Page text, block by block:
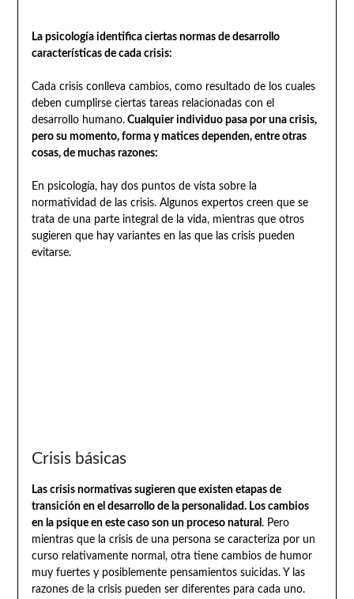
La psicología identifica ciertas normas de desarrollo
características de cada crisis:
Cada crisis conlleva cambios, como resultado de los cuales
deben cumplirse ciertas tareas relacionadas con el
desarrollo humano.Cualquier individuo pasa por una crisis,
pero su momento, forma y matices dependen, entre otras
cosas, de muchas razones:
En psicología, hay dos puntos de vista sobre la
normatividad de las crisis. Algunos expertos creen que se
trata de una parte integral de la vida, mientras que otros
sugieren que hay variantes en las que las crisis pueden
evitarse.
Crisis básicas
Las crisis normativas sugieren que existen etapas de
transición en el desarrollo de la personalidad. Los cambios
en la psique en este caso son un proceso natural . Pero
mientras que la crisis de una persona se caracteriza por un
curso relativamente normal, otra tiene cambios de humor
muy fuertes y posiblemente pensamientos suicidas. Y las
razones de la crisis pueden ser diferentes para cada uno.